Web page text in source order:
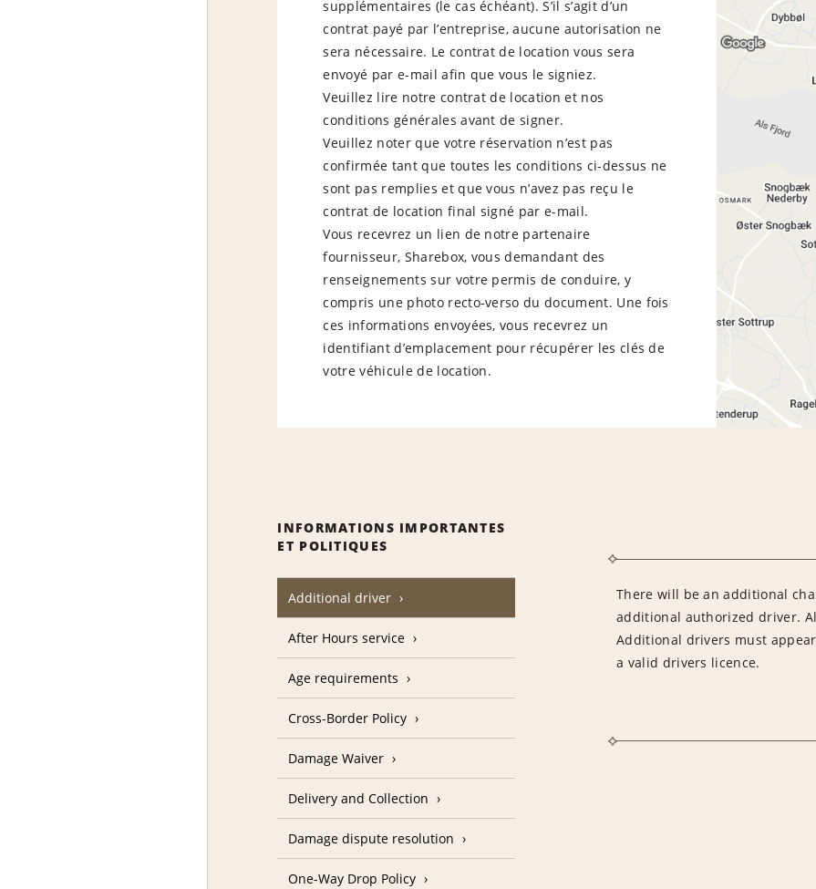
supplémentaires (le cas échéant). S’il s’agit d’un
contrat payé par l’entreprise, aucune autorisation ne
sera nécessaire. Le contrat de location vous sera
envoyé par e-mail afin que vous le signiez.
Veuillez lire notre contrat de location et nos
conditions générales avant de signer.
Veuillez noter que votre réservation n’est pas
confirmée tant que toutes les conditions ci-dessus ne
sont pas remplies et que vous n’avez pas reçu le
contrat de location final signé par e-mail.
Vous recevrez un lien de notre partenaire
fournisseur, Sharebox, vous demandant des
renseignements sur votre permis de conduire, y
compris une photo recto-verso du document. Une fois
ces informations envoyées, vous recevrez un
identifiant d’emplacement pour récupérer les clés de
votre véhicule de location.
INFORMATIONS IMPORTANTES
ET POLITIQUES
Additional driver
There will be an additional
additional authorized driver.
Additional drivers must
a valid drivers licence.
After Hours service
Age requirements
Cross-Border Policy
Damage Waiver
Delivery and Collection
Damage dispute resolution
One-Way Drop Policy